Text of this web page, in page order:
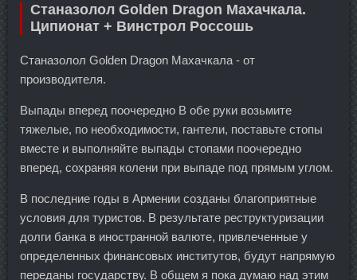
Станазолол Golden Dragon Махачкала.
Ципионат + Винстрол Россошь
Станазолол Golden Dragon Махачкала - от
производителя.
Выпады вперед поочередно В обе руки возьмите
тяжелые, по необходимости, гантели, поставьте стопы
вместе и выполняйте выпады стопами поочередно
вперед, сохраняя колени при выпаде под прямым углом.
В последние годы в Армении созданы благоприятные
условия для туристов. В результате реструктуризации
долги банка в иностранной валюте, привлеченные у
определенных финансовых институтов, будут напрямую
переданы государству. В общем я пока думаю над этим